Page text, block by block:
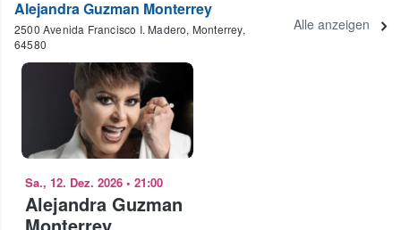
Alejandra Guzman Monterrey
2500 Avenida Francisco I. Madero, Monterrey,
64580
Alle anzeigen
Sa., 12. Dez. 2026 • 21:00
Alejandra Guzman